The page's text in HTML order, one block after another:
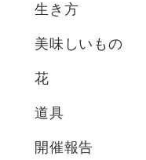
生き方
美味しいもの
花
道具
開催報告